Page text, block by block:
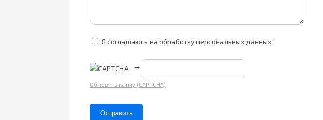
Я соглашаюсь на обработку персональных данных
→
Обновить капчу (CAPTCHA)